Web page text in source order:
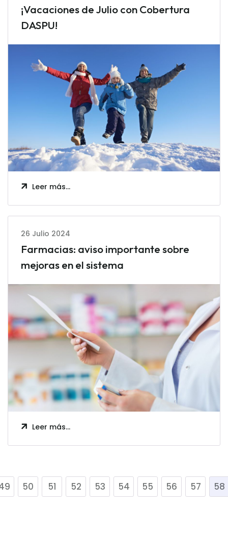
¡Vacaciones de Julio con Cobertura
DASPU!
Leer más…
26 Julio 2024
Farmacias: aviso importante sobre
mejoras en el sistema
Leer más…
50 51 52 53 54 55 56 57 58